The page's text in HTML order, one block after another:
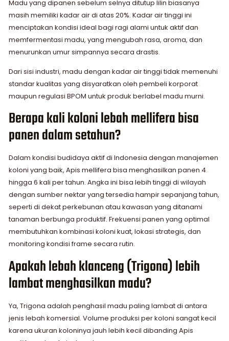
Madu yang dipanen sebelum selnya ditutup lilin biasanya
masih memiliki kadar air di atas 20%. Kadar air tinggi ini
menciptakan kondisi ideal bagi ragi alami untuk aktif dan
memfermentasi madu, yang mengubah rasa, aroma, dan
menurunkan umur simpannya secara drastis.
Dari sisi industri, madu dengan kadar air tinggi tidak memenuhi
standar kualitas yang disyaratkan oleh pembeli korporat
maupun regulasi BPOM untuk produk berlabel madu murni.
Berapa kali koloni lebah mellifera bisa
panen dalam setahun?
Dalam kondisi budidaya aktif di Indonesia dengan manajemen
koloni yang baik, Apis mellifera bisa menghasilkan panen 4
hingga 6 kali per tahun. Angka ini bisa lebih tinggi di wilayah
dengan sumber nektar yang tersedia hampir sepanjang tahun,
seperti di dekat perkebunan atau kawasan yang ditanami
tanaman berbunga produktif. Frekuensi panen yang optimal
membutuhkan kombinasi koloni kuat, lokasi strategis, dan
monitoring kondisi frame secara rutin.
Apakah lebah klanceng (Trigona) lebih
lambat menghasilkan madu?
Ya, Trigona adalah penghasil madu paling lambat di antara
jenis lebah komersial. Volume produksi per koloni sangat kecil
karena ukuran koloninya jauh lebih kecil dibanding Apis